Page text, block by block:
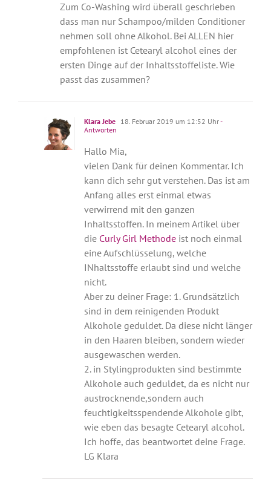
Zum Co-Washing wird überall geschrieben
dass man nur Schampoo/milden Conditioner
nehmen soll ohne Alkohol. Bei ALLEN hier
empfohlenen ist Cetearyl alcohol eines der
ersten Dinge auf der Inhaltsstoffeliste. Wie
passt das zusammen?
Klara Jebe 18. Februar 2019 um 12:52 Uhr-
Antworten
Hallo Mia,
vielen Dank für deinen Kommentar. Ich
kann dich sehr gut verstehen. Das ist am
Anfang alles erst einmal etwas
verwirrend mit den ganzen
Inhaltsstoffen. In meinem Artikel über
die Curly Girl Methode ist noch einmal
eine Aufschlüsselung, welche
INhaltsstoffe erlaubt sind und welche
nicht.
Aber zu deiner Frage: 1. Grundsätzlich
sind in dem reinigenden Produkt
Alkohole geduldet. Da diese nicht länger
in den Haaren bleiben, sondern wieder
ausgewaschen werden.
2. in Stylingprodukten sind bestimmte
Alkohole auch geduldet, da es nicht nur
austrocknende,sondern auch
feuchtigkeitsspendende Alkohole gibt,
wie eben das besagte Cetearyl alcohol.
Ich hoffe, das beantwortet deine Frage.
LG Klara